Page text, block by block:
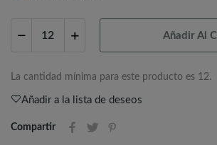
Añadir Al
La cantidad mínima para este producto es 12.
Añadir a la lista de deseos
Compartir